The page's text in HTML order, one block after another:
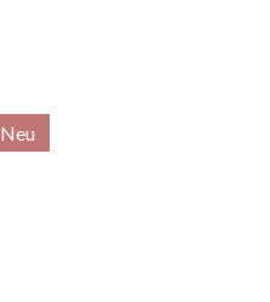
Neu